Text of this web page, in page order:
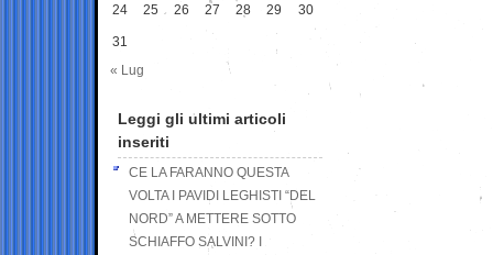
24 25 26 27 28 29 30
31
« Lug
Leggi gli ultimi articoli
inseriti
CE LA FARANNO QUESTA
VOLTA I PAVIDI LEGHISTI “DEL
NORD” A METTERE SOTTO
SCHIAFFO SALVINI? I